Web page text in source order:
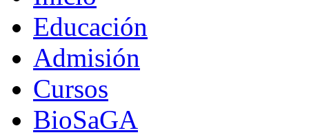
Educación
Admisión
Cursos
BioSaGA